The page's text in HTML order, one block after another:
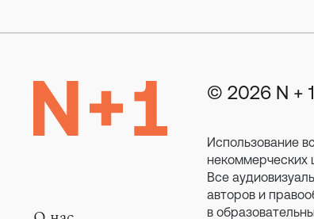
© 2026 N +
Использование
некоммерческих
Все
авторов и
в